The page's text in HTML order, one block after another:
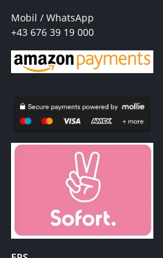
Mobil / WhatsApp
+43 676 39 19 000